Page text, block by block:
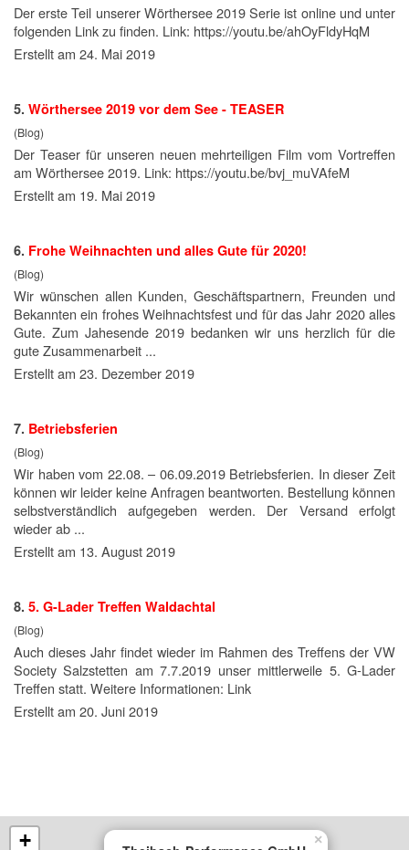
Der erste Teil unserer Wörthersee2019Serie ist online und unter
folgenden Link zu finden. Link: https://youtu.be/ahOyFldyHqM
Erstellt am 24. Mai 2019
5. Wörthersee 2019 vor dem See - TEASER
(Blog)
Der Teaser für unseren neuen mehrteiligen Film vom Vortreffen
am Wörthersee2019. Link: https://youtu.be/bvj_muVAfeM
Erstellt am 19. Mai 2019
6. Frohe Weihnachten und alles Gute für 2020!
(Blog)
Wir wünschen allen Kunden, Geschäftspartnern, Freunden und
Bekannten ein frohes Weihnachtsfest und für das Jahr 2020 alles
Gute. Zum Jahesende 2019 bedanken wir uns herzlich für die
gute Zusammenarbeit ...
Erstellt am 23. Dezember 2019
7. Betriebsferien
(Blog)
Wir haben vom 22.08. – 06.09.2019Betriebsferien. In dieser Zeit
können wir leider keine Anfragen beantworten. Bestellung können
selbstverständlich aufgegeben werden. Der Versand erfolgt
wieder ab ...
Erstellt am 13. August 2019
8. 5. G-Lader Treffen Waldachtal
(Blog)
Auch dieses Jahr findet wieder im Rahmen des Treffens der VW
Society Salzstetten am 7.7.2019 unser mittlerweile 5. G-Lader
Treffen statt. Weitere Informationen: Link
Erstellt am 20. Juni 2019
×
+